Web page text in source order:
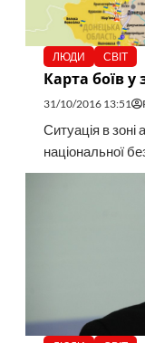
ЛЮДИ СВІТ
Карта боїв у
31/10/2016 13:51
Ситуація в зоні
національної